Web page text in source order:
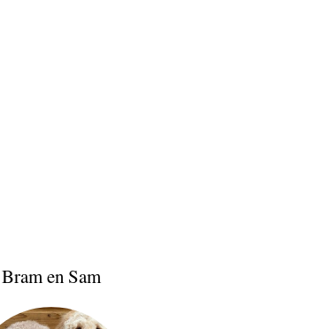
Bram en Sam